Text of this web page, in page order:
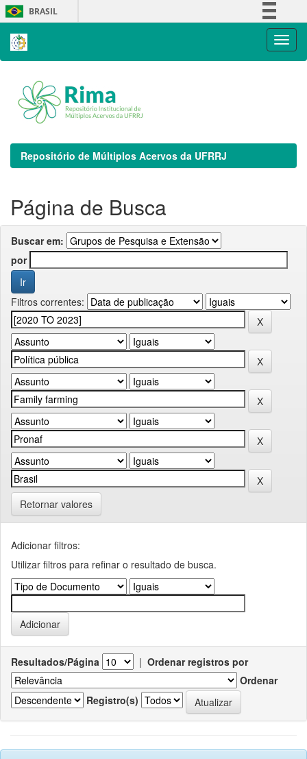
Skip
navigation
BRASIL
Repositório de Múltiplos Acervos da UFRRJ
Página de Busca
Buscar em:
por
Filtros correntes:
Retornar valores
Adicionar filtros:
Utilizar filtros para refinar o resultado de busca.
Resultados/Página | Ordenar registros por
Ordenar
Registro(s)